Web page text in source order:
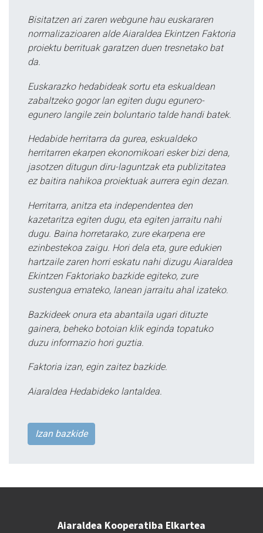
Bisitatzen ari zaren webgune hau euskararen
normalizazioaren alde Aiaraldea Ekintzen Faktoria
proiektu berrituak garatzen duen tresnetako bat
da.
Euskarazko hedabideak sortu eta eskualdean
zabaltzeko gogor lan egiten dugu egunero-
egunero langile zein boluntario talde handi batek.
Hedabide herritarra da gurea, eskualdeko
herritarren ekarpen ekonomikoari esker bizi dena,
jasotzen ditugun diru-laguntzak eta publizitatea
ez baitira nahikoa proiektuak aurrera egin dezan.
Herritarra, anitza eta independentea den
kazetaritza egiten dugu, eta egiten jarraitu nahi
dugu. Baina horretarako, zure ekarpena ere
ezinbestekoa zaigu. Hori dela eta, gure edukien
hartzaile zaren horri eskatu nahi dizugu Aiaraldea
Ekintzen Faktoriako bazkide egiteko, zure
sustengua emateko, lanean jarraitu ahal izateko.
Bazkideek onura eta abantaila ugari dituzte
gainera, beheko botoian klik eginda topatuko
duzu informazio hori guztia.
Faktoria izan, egin zaitez bazkide.
Aiaraldea Hedabideko lantaldea.
Izan bazkide
Aiaraldea Kooperatiba Elkartea